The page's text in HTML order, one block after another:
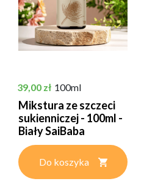
Cena
39,00 zł 100ml
Mikstura ze szczeci
sukienniczej - 100ml -
Biały SaiBaba
Do koszyka